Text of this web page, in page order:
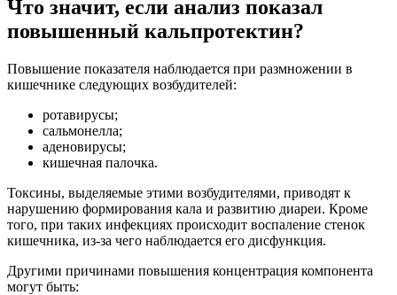
Что значит, если анализ показал
повышенный кальпротектин?
Повышение показателя наблюдается при размножении в
кишечнике следующих возбудителей:
ротавирусы;
сальмонелла;
аденовирусы;
кишечная палочка.
Токсины, выделяемые этими возбудителями, приводят к
нарушению формирования кала и развитию диареи. Кроме
того, при таких инфекциях происходит воспаление стенок
кишечника, из-за чего наблюдается его дисфункция.
Другими причинами повышения концентрация компонента
могут быть: